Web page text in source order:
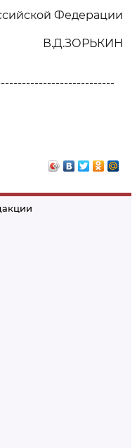
Федерации
В.Д.ЗОРЬКИН